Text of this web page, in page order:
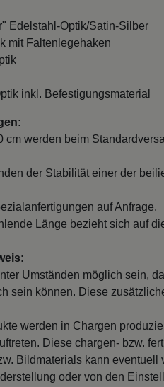
Edelstahl-Optik/Satin-Silber
mit Faltenlegehaken
inkl. Befestigungsmaterial
werden beim
der Stabilität einer der
auf Anfrage.
Länge bezieht sich auf
Umständen möglich sein,
sein können. Diese
werden in Chargen
Diese chargen- bzw.
Bildmaterials kann
oder von den